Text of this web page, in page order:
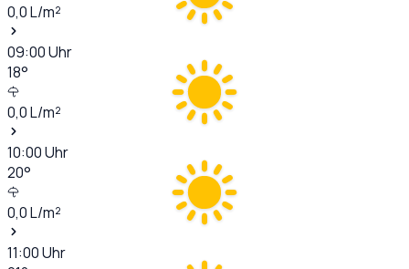
0,0L/m²
09:00Uhr
18°
0,0L/m²
10:00Uhr
20°
0,0L/m²
11:00Uhr